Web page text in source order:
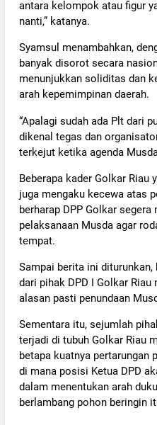
antara kelompok atau figur
nanti,” katanya.
Syamsul menambahkan,
banyak disorot secara
menunjukkan soliditas dan
arah kepemimpinan daerah.
“Apalagi sudah ada Plt dari
dikenal tegas dan
terkejut ketika agenda
Beberapa kader Golkar Riau
juga mengaku kecewa atas
berharap DPP Golkar
pelaksanaan Musda agar
tempat.
Sampai berita ini
dari pihak DPD I Golkar Riau
alasan pasti penundaan
Sementara itu, sejumlah
terjadi di tubuh Golkar Riau
betapa kuatnya pertarungan
di mana posisi Ketua DPD
dalam menentukan arah
berlambang pohon beringin